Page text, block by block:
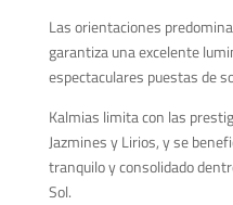
Las orientaciones
garantiza una excelente
espectaculares puestas de
Kalmias limita con las
Jazmines y Lirios, y se
tranquilo y consolidado
Sol.